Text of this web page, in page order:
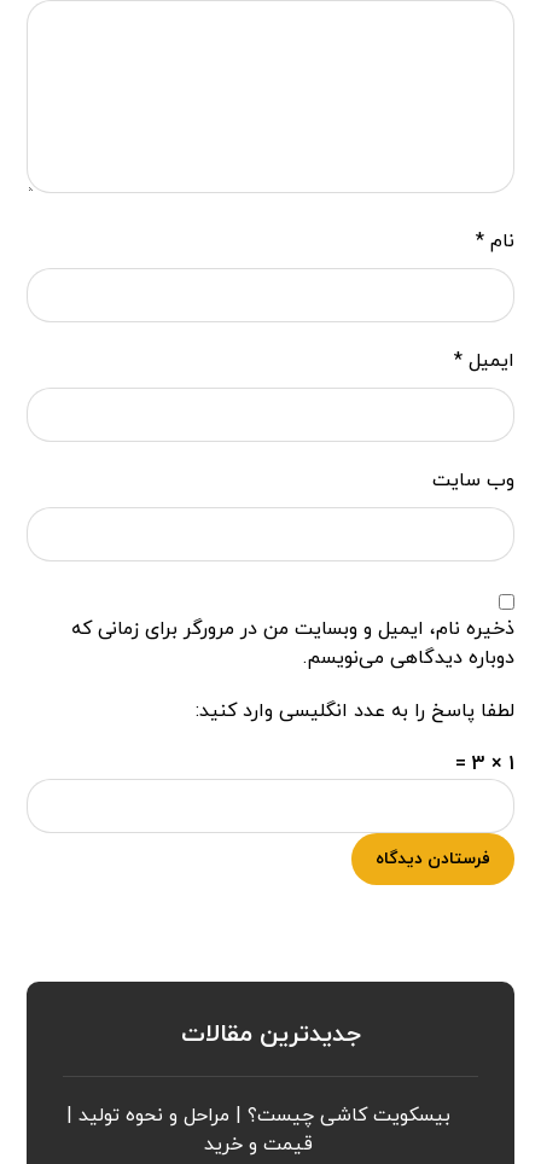
نام*
ایمیل*
وب‌ سایت
ذخیره نام، ایمیل و وبسایت من در مرورگر برای زمانی که
دوباره دیدگاهی می‌نویسم.
لطفا پاسخ را به عدد انگلیسی وارد کنید:
1 × 3 =
فرستادن دیدگاه
جدیدترین مقالات
بیسکویت کاشی چیست؟ | مراحل و نحوه تولید |
قیمت و خرید